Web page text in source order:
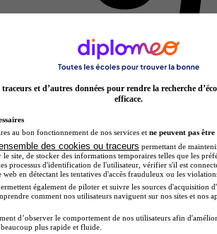
et d’autres données pour rendre la recherche
efficace.
au bon fonctionnement de nos services et ne peuvent pas être
des cookies ou traceurs permettant de
site, de stocker des informations temporaires telles que les
processus d'identification de l'utilisateur, vérifier s'il est
en détectant les tentatives d'accès frauduleux ou les
également de piloter et suivre les sources d'acquisition
comment nos utilisateurs naviguent sur nos sites et nos
d’observer le comportement de nos utilisateurs afin
plus rapide et fluide.